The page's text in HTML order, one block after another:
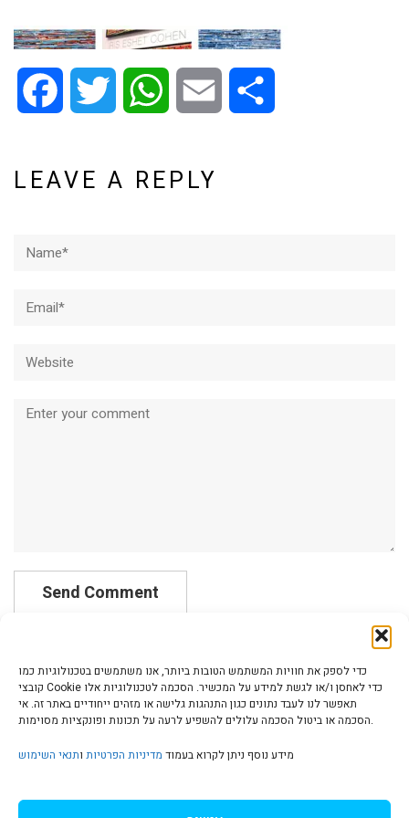
כדי לספק את חוויות המשתמש הטובות ביותר, אנו משתמשים בטכנולוגיות כמו
קובצי Cookie כדי לאחסן ו/או לגשת למידע על המכשיר. הסכמה לטכנולוגיות אלו
תאפשר לנו לעבד נתונים כגון התנהגות גלישה או מזהים ייחודיים באתר זה. אי
הסכמה או ביטול הסכמה עלולים להשפיע לרעה על תכונות ופונקציות מסוימות.
מידע נוסף ניתן לקרוא בעמוד מדיניות הפרטיות ותנאי השימוש
Facebook Twitter WhatsApp Email
LEAVE A REPLY
Comment
הצהרת נגישות | Accessibility